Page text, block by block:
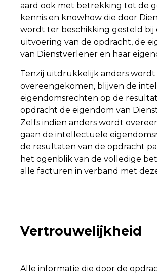
aard ook met betrekking tot de
kennis en knowhow die door
wordt ter beschikking gesteld bij
uitvoering van de opdracht, de
van Dienstverlener en haar
Tenzij uitdrukkelijk anders wordt
overeengekomen, blijven de
eigendomsrechten op de
opdracht de eigendom van
Zelfs indien anders wordt
gaan de intellectuele
de resultaten van de opdracht
het ogenblik van de volledige
alle facturen in verband met
Vertrouwelijkheid
Alle informatie die door de